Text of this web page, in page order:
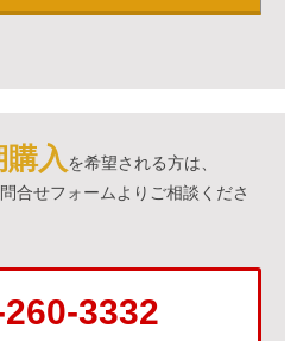
入 を希望される方は、
合せフォームよりご相談くださ
3332